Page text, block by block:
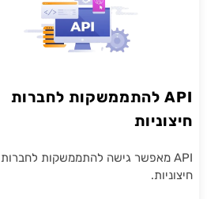
API להתממשקות לחברות
חיצוניות
API מאפשר גישה להתממשקות לחברות
חיצוניות.